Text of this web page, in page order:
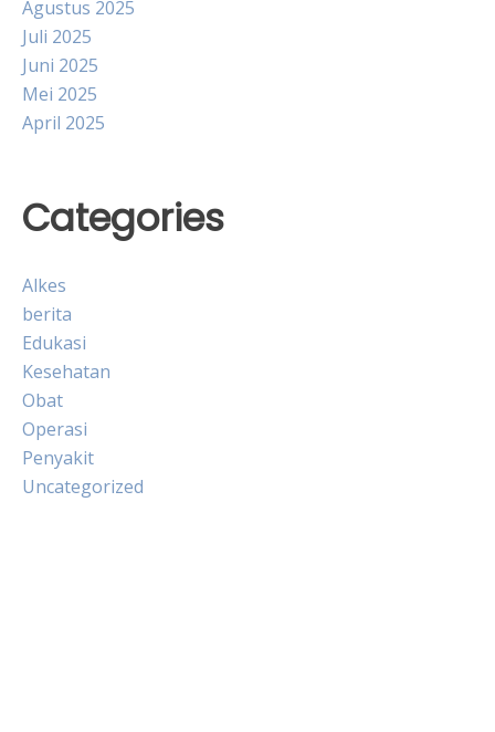
Agustus 2025
Juli 2025
Juni 2025
Mei 2025
April 2025
Categories
Alkes
berita
Edukasi
Kesehatan
Obat
Operasi
Penyakit
Uncategorized